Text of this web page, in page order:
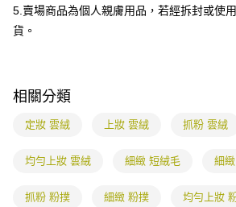
資料（包含姓名、電話或地址）提供予台灣大哥
由本公司與您本人進行分期帳單所需資料之確認、
※ 交易是否成功請以「AFTEE先享後付 」之結帳
客戶支援中心」
易，需依本服務之必要範圍內提供個人資料，並將
２．關於個人資料處理事宜，請瀏覽以下網址：
３．未成年的使用者請事先徵得法定代理人或監護
「AFTEE先享後付」，若未經同意申辦者引起之損
４．使用「AFTEE先享後付」時，將依據個別帳號
付款後7-11取貨
每筆NT$80，滿NT$699(含以上)免運費
5.賣場商品為個人親膚用品，若經拆封或使
貨。
相關分類
定妝 雲絨 上妝 雲絨 抓粉 雲絨
均勻上妝 雲絨 細緻 短絨毛 細
抓粉 粉撲 細緻 粉撲 均勻上妝